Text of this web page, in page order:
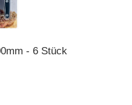
- 6 Stück